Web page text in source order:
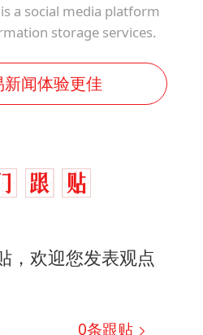
a social media platform
storage services.
闻体验更佳
，欢迎您发表观点
0条跟贴